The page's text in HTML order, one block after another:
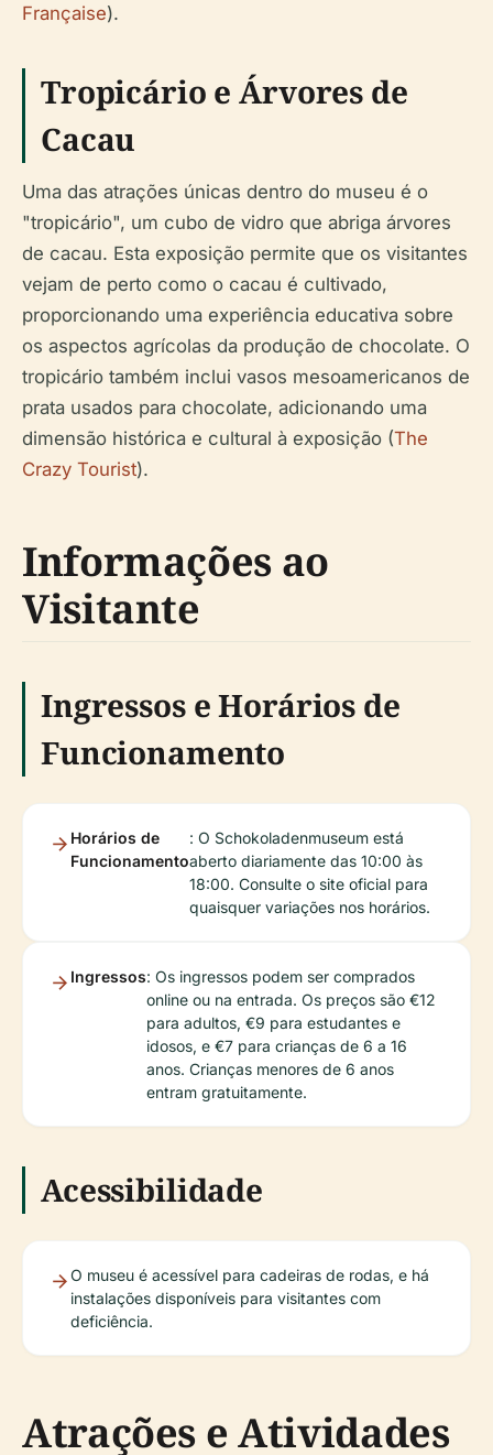
Française).
Tropicário e Árvores de
Cacau
Uma das atrações únicas dentro do museu é o
"tropicário", um cubo de vidro que abriga árvores
de cacau. Esta exposição permite que os visitantes
vejam de perto como o cacau é cultivado,
proporcionando uma experiência educativa sobre
os aspectos agrícolas da produção de chocolate. O
tropicário também inclui vasos mesoamericanos de
prata usados para chocolate, adicionando uma
dimensão histórica e cultural à exposição (The
Crazy Tourist).
Informações ao
Visitante
Ingressos e Horários de
Funcionamento
Horários de
Funcionamento
: O Schokoladenmuseum está
aberto diariamente das 10:00 às
18:00. Consulte o site oficial para
quaisquer variações nos horários.
Ingressos: Os ingressos podem ser comprados
online ou na entrada. Os preços são €12
para adultos, €9 para estudantes e
idosos, e €7 para crianças de 6 a 16
anos. Crianças menores de 6 anos
entram gratuitamente.
Acessibilidade
O museu é acessível para cadeiras de rodas, e há
instalações disponíveis para visitantes com
deficiência.
Atrações e Atividades